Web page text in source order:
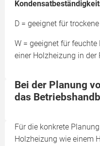
D = geeignet für
W = geeignet für
einer Holzheizung in der
Bei der Planung
das
Für die konkrete
Holzheizung wie einem